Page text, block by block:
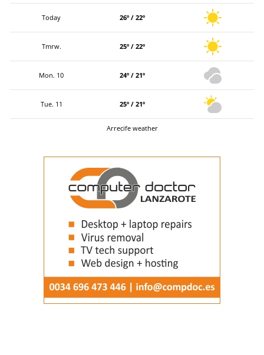
Today 26º / 22º
Tmrw. 25º / 22º
Mon. 10 24º / 21º
Tue. 11 25º / 21º
Arrecife weather